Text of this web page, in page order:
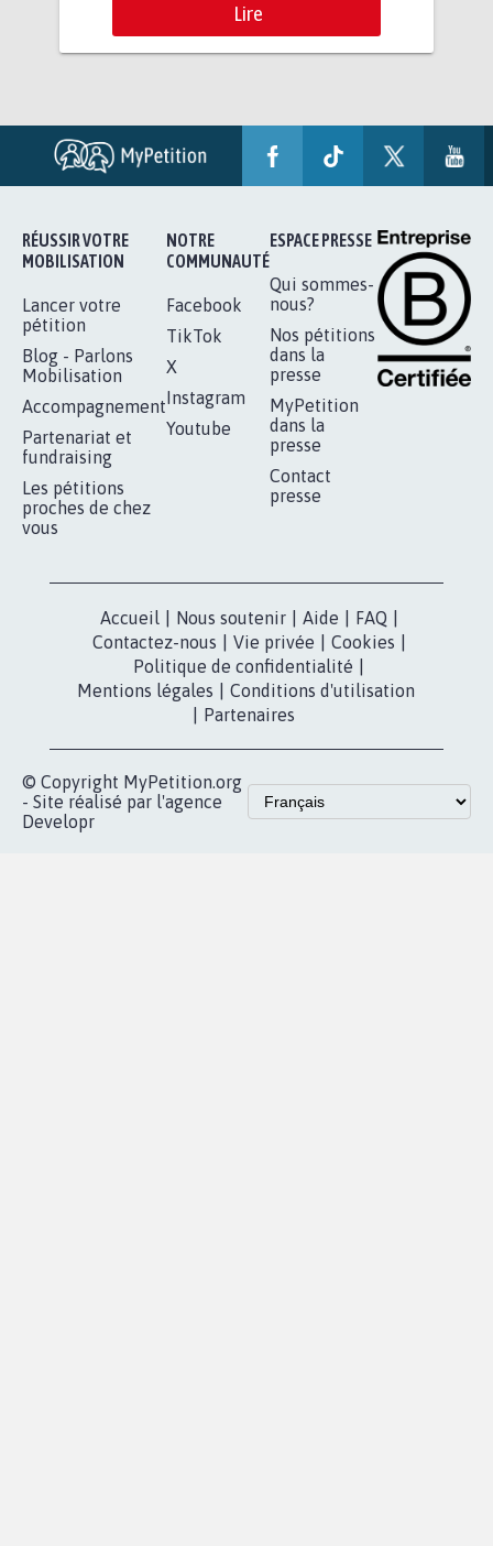
Lire
RÉUSSIR VOTRE
MOBILISATION
Lancer votre
pétition
Blog - Parlons
Mobilisation
Accompagnement
Partenariat et
fundraising
Les pétitions
proches de chez
vous
NOTRE
COMMUNAUTÉ
Facebook
TikTok
X
Instagram
Youtube
ESPACE PRESSE
Qui sommes-
nous?
Nos pétitions
dans la
presse
MyPetition
dans la
presse
Contact
presse
Accueil Nous soutenir Aide FAQ
Contactez-nous
Vie privée Cookies
Politique de confidentialité
Mentions légales
Conditions d'utilisation
Partenaires
© Copyright MyPetition.org
- Site réalisé par l'agence
Developr